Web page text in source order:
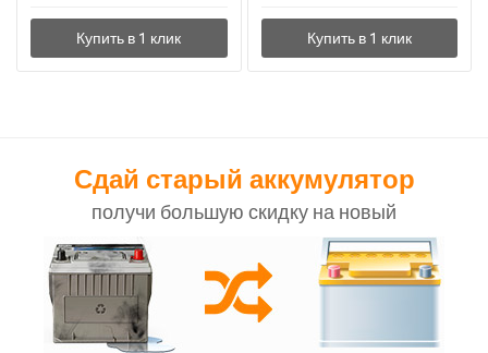
Сдай старый аккумулятор
получи большую скидку на новый